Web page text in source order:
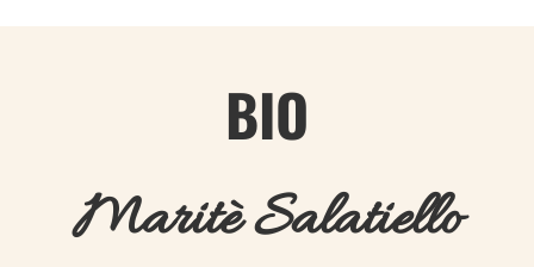
BIO
Maritè Salatiello